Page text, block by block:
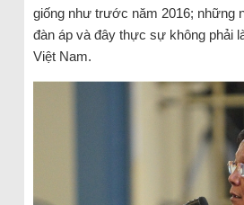
giống như trước năm 2016; những
đàn áp và đây thực sự không phải
Việt Nam.